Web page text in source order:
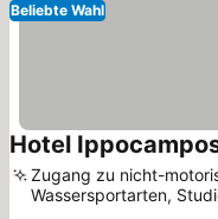
Beliebte Wahl
Hotel
Zugang zu nicht-
Wassersportarten,
eigener Küchenzeile